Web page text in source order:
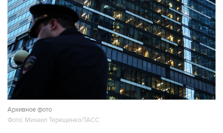
Архивное фото
Фото: Михаил Терещенко/ТАСС